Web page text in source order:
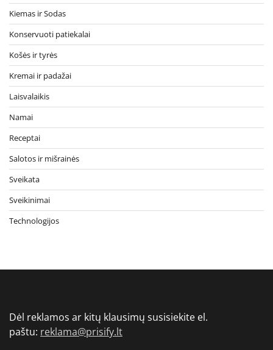
Kiemas ir Sodas
Konservuoti patiekalai
Košės ir tyrės
Kremai ir padažai
Laisvalaikis
Namai
Receptai
Salotos ir mišrainės
Sveikata
Sveikinimai
Technologijos
Dėl reklamos ar kitų klausimų susisiekite el.
paštu: reklama@prisify.lt